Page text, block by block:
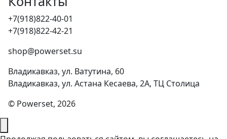
+7(918)822-40-01
+7(918)822-42-21
shop@powerset.su
Владикавказ, ул. Ватутина, 60
Владикавказ, ул. Астана Кесаева, 2А, ТЦ Столица
© Powerset, 2026